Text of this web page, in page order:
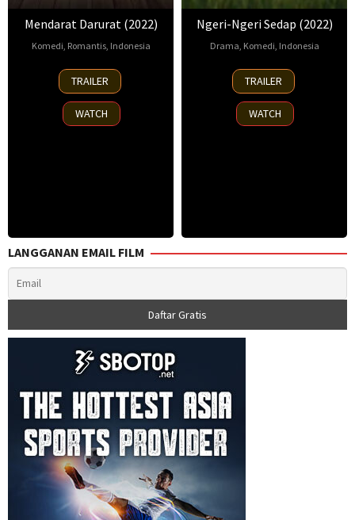
Mendarat Darurat (2022)
Komedi Romantis, Indonesia
8
Sep
2022
Pandji
Pragiwaksono
TRAILER
WATCH
Ngeri-Ngeri Sedap (2022)
Drama Komedi Indonesia
2
Jun
2022
Bene
Dion
Rajagukguk
TRAILER
WATCH
LANGGANAN EMAIL FILM